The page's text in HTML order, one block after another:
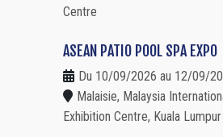
Centre
ASEAN PATIO POOL SPA EXPO
Du 10/09/2026 au 12/09/
Malaisie, Malaysia
Exhibition Centre, Kuala Lumpur